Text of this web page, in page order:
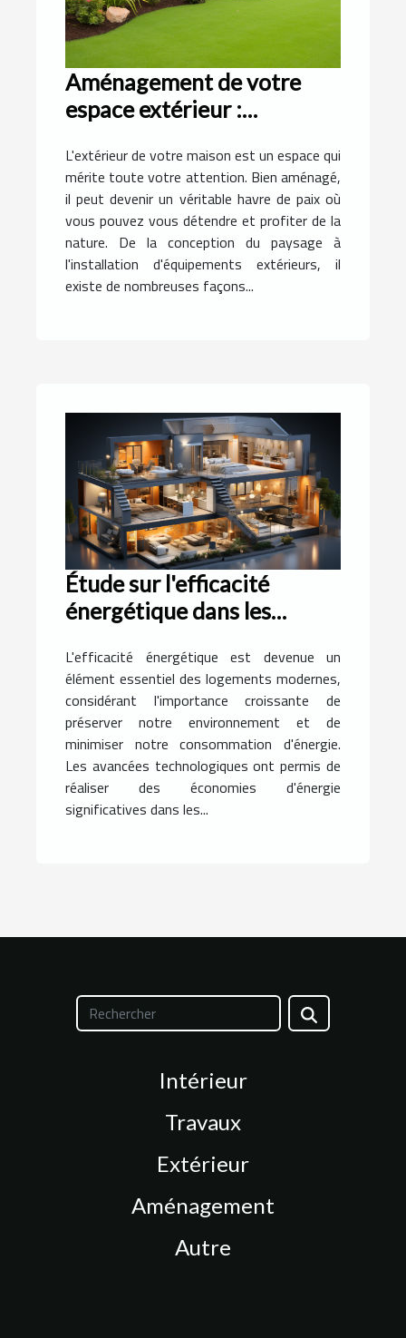
Aménagement de votre
espace extérieur :
en ligne pour vos travaux
de jardin?
L'extérieur de votre maison est un espace qui
mérite toute votre attention. Bien aménagé,
il peut devenir un véritable havre de paix où
vous pouvez vous détendre et profiter de la
nature. De la conception du paysage à
l'installation d'équipements extérieurs, il
existe de nombreuses façons...
Étude sur l'efficacité
énergétique dans les
L'efficacité énergétique est devenue un
élément essentiel des logements modernes,
considérant l'importance croissante de
préserver notre environnement et de
minimiser notre consommation d'énergie.
Les avancées technologiques ont permis de
réaliser des économies d'énergie
significatives dans les...
Intérieur
Travaux
Extérieur
Aménagement
Autre